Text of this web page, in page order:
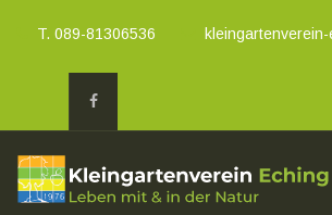
T. 089-81306536